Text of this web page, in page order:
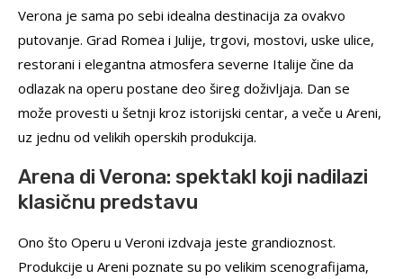
Verona je sama po sebi idealna destinacija za ovakvo
putovanje. Grad Romea i Julije, trgovi, mostovi, uske ulice,
restorani i elegantna atmosfera severne Italije čine da
odlazak na operu postane deo šireg doživljaja. Dan se
može provesti u šetnji kroz istorijski centar, a veče u Areni,
uz jednu od velikih operskih produkcija.
Arena di Verona: spektakl koji nadilazi
klasičnu predstavu
Ono što Operu u Veroni izdvaja jeste grandioznost.
Produkcije u Areni poznate su po velikim scenografijama,